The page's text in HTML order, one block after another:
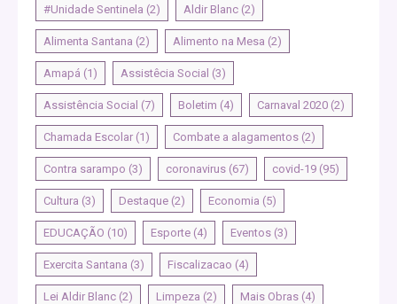
#Unidade Sentinela (2) Aldir Blanc (2)
Alimenta Santana (2) Alimento na Mesa (2)
Amapá (1) Assistêcia Social (3)
Assistência Social (7) Boletim (4) Carnaval 2020 (2)
Chamada Escolar (1) Combate a alagamentos (2)
Contra sarampo (3) coronavirus (67) covid-19 (95)
Cultura (3) Destaque (2) Economia (5)
EDUCAÇÃO (10) Esporte (4) Eventos (3)
Exercita Santana (3) Fiscalizacao (4)
Lei Aldir Blanc (2) Limpeza (2) Mais Obras (4)